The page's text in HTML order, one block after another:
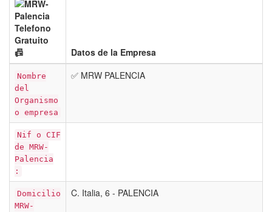
📠 Datos de la Empresa
Nombre
del
Organismo
o empresa
✅ MRW PALENCIA
Nif o CIF
de MRW-
Palencia
:
Domicilio
MRW-
C. Italia, 6 - PALENCIA